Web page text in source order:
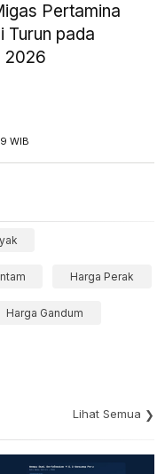
Pertamina
Turun pada
2026
WIB
Harga Perak
Harga Gandum
Lihat Semua